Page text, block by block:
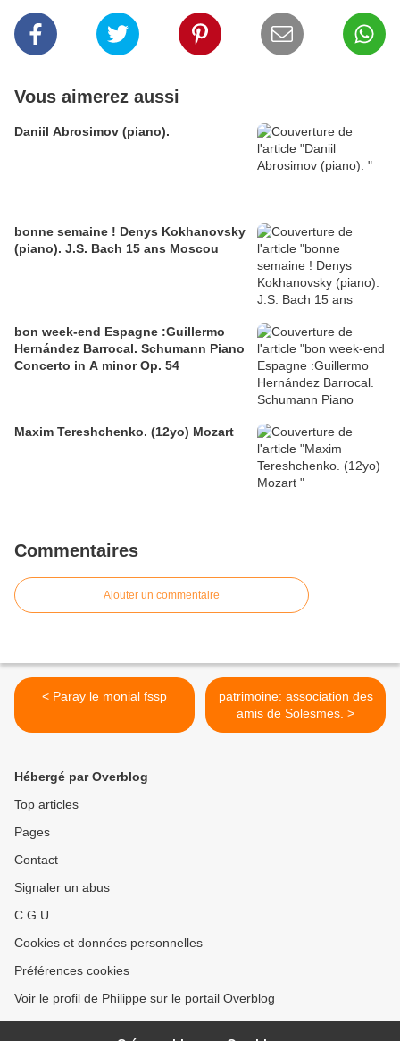
Vous aimerez aussi
Daniil Abrosimov (piano).
bonne semaine ! Denys Kokhanovsky
(piano). J.S. Bach 15 ans Moscou
bon week-end Espagne :Guillermo
Hernández Barrocal. Schumann Piano
Concerto in A minor Op. 54
Maxim Tereshchenko. (12yo) Mozart
Commentaires
Ajouter un commentaire
< Paray le monial fssp
patrimoine: association des
amis de Solesmes. >
Hébergé par Overblog
Top articles
Pages
Contact
Signaler un abus
C.G.U.
Cookies et données personnelles
Préférences cookies
Voir le profil de Philippe sur le portail Overblog